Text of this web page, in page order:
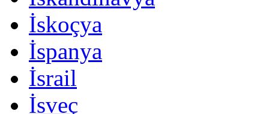
İskoçya
İspanya
İsrail
İsveç